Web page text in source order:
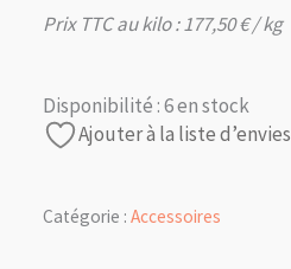
Prix TTC au kilo :177,50€/ kg
Disponibilité :6 en stock
Ajouter à la liste d’envies
Catégorie : Accessoires